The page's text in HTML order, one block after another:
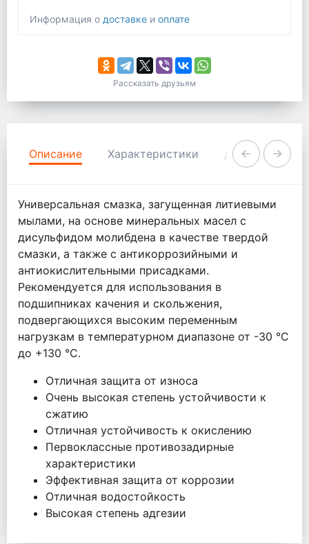
Информация о доставке и оплате
Рассказать друзьям
Описание Характеристики Документация
Универсальная смазка, загущенная литиевыми
мылами, на основе минеральных масел с
дисульфидом молибдена в качестве твердой
смазки, а также с антикоррозийными и
антиокислительными присадками.
Рекомендуется для использования в
подшипниках качения и скольжения,
подвергающихся высоким переменным
нагрузкам в температурном диапазоне от -30 °C
до +130 °C.
Отличная защита от износа
Очень высокая степень устойчивости к
сжатию
Отличная устойчивость к окислению
Первоклассные противозадирные
характеристики
Эффективная защита от коррозии
Отличная водостойкость
Высокая степень адгезии